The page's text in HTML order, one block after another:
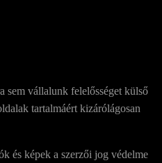
sem vállalunk felelősséget külső
tartalmáért kizárólágosan
és képek a szerzői jog védelme